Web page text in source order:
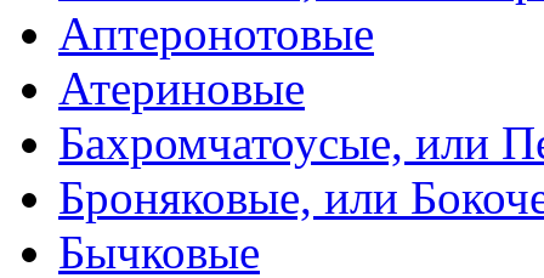
Аптеронотовые
Атериновые
Бахромчатоусые, или
Броняковые, или
Бычковые